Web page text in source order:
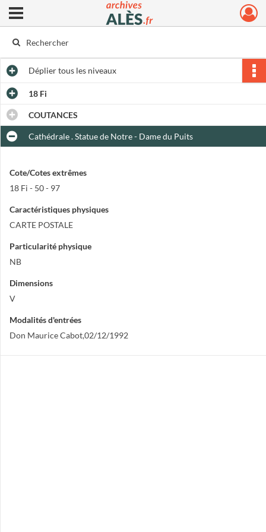
Archives municipales d'Alès
Ouvrir le menu déroulant
Dépliertous les niveaux
18 Fi
COUTANCES
Cathédrale . Statue de Notre - Dame du Puits
Cote/Cotes extrêmes
18 Fi - 50 - 97
Caractéristiques physiques
CARTE POSTALE
Particularité physique
NB
Dimensions
V
Modalités d'entrées
Don Maurice Cabot,02/12/1992